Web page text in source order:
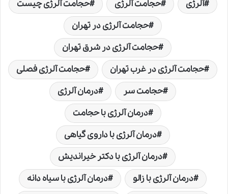
آلرژی حجامت آلرژی
حجامت آلرژی چیست
حجامت آلرژی در تهران
حجامت آلرژی در شرق تهران
حجامت آلرژی در غرب تهران
حجامت آلرژی فصلی
حجامت سر
درمان آلرژی
درمان آلرژی با حجامت
درمان آلرژی با داروی گیاهی
درمان آلرژی با دکتر خیراندیش
درمان آلرژی با زالو
درمان آلرژی با سیاه دانه